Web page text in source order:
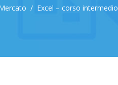
/ Excel – corso intermedio